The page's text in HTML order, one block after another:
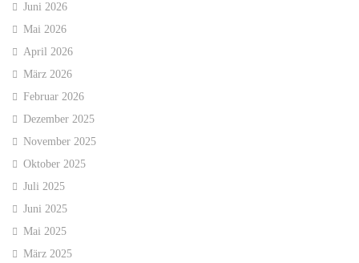
Juni 2026
Mai 2026
April 2026
März 2026
Februar 2026
Dezember 2025
November 2025
Oktober 2025
Juli 2025
Juni 2025
Mai 2025
März 2025